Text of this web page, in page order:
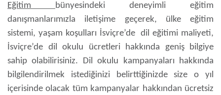
Eğitim bünyesindeki deneyimli eğitim
danışmanlarımızla iletişime geçerek, ülke eğitim
sistemi, yaşam koşulları İsviçre’de dil eğitimi maliyeti,
İsviçre’de dil okulu ücretleri hakkında geniş bilgiye
sahip olabilirisiniz. Dil okulu kampanyaları hakkında
bilgilendirilmek istediğinizi belirttiğinizde size o yıl
içerisinde olacak tüm kampanyalar hakkından ücretsiz